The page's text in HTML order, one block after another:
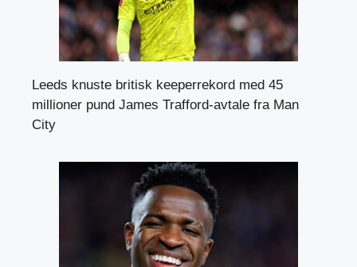
Leeds knuste britisk keeperrekord med 45
millioner pund James Trafford-avtale fra Man
City